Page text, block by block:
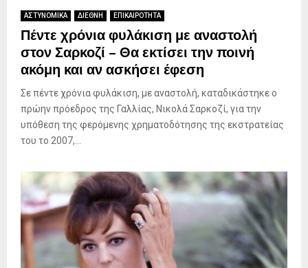
ΑΣΤΥΝΟΜΙΚΑ ΔΙΕΘΝΗ ΕΠΙΚΑΙΡΟΤΗΤΑ
Πέντε χρόνια φυλάκιση με αναστολή
στον Σαρκοζί – Θα εκτίσει την ποινή
ακόμη και αν ασκήσει έφεση
Σε πέντε χρόνια φυλάκιση, με αναστολή, καταδικάστηκε ο
πρώην πρόεδρος της Γαλλίας, Νικολά Σαρκοζί, για την
υπόθεση της φερόμενης χρηματοδότησης της εκστρατείας
του το 2007,...